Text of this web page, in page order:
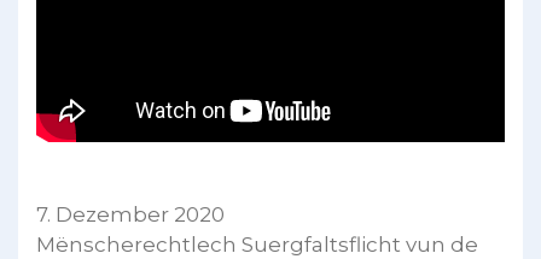
7. Dezember 2020
Mënscherechtlech Suergfaltsflicht vun de